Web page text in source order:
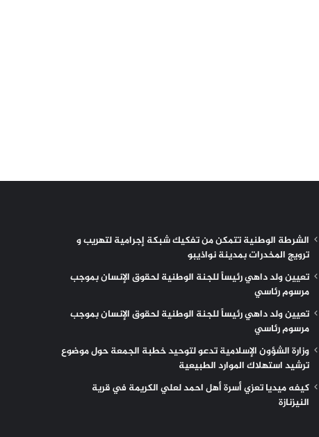
الشرطة الوطنية تتمكن من تفكيك شبكة إجرامية لتهريب و
ترويج المخدرات بمدينة نواذيبو
تعيين ولد داهي رئيساً للجنة الوطنية لحقوق الإنسان بموجب
مرسوم رئاسي
تعيين ولد داهي رئيساً للجنة الوطنية لحقوق الإنسان بموجب
مرسوم رئاسي
وزارة الشؤون الإسلامية تدعو لتوحيد خطبة الجمعة حول موضوع
ترشيد استهلاك الموارد الطبيعية
كيفه ميديا تعزي أسرة أهل احمد لعلي الكريمة في قرية
النيزنازة